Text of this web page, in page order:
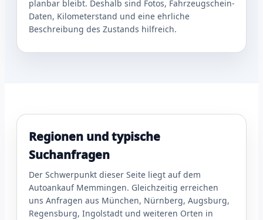
planbar bleibt. Deshalb sind Fotos, Fahrzeugschein-
Daten, Kilometerstand und eine ehrliche
Beschreibung des Zustands hilfreich.
Regionen und typische
Suchanfragen
Der Schwerpunkt dieser Seite liegt auf dem
Autoankauf Memmingen. Gleichzeitig erreichen
uns Anfragen aus München, Nürnberg, Augsburg,
Regensburg, Ingolstadt und weiteren Orten in